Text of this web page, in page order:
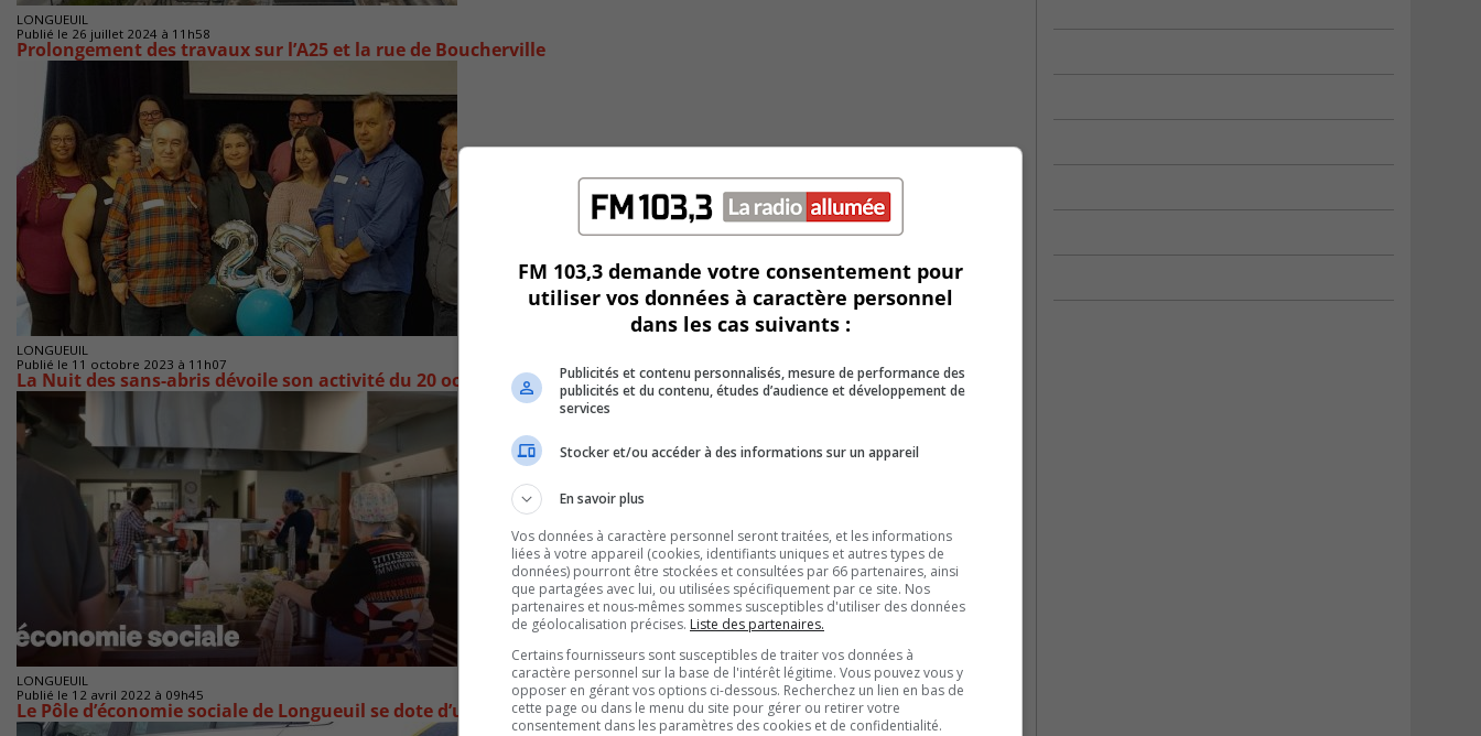
LONGUEUIL
Publié le 26 juillet 2024 à 11h58
Prolongement des travaux sur l’A25 et la rue de Boucherville
LONGUEUIL
Publié le 11 octobre 2023 à 11h07
La Nuit des sans-abris dévoile son activité du 20 octobre
LONGUEUIL
Publié le 12 avril 2022 à 09h45
Le Pôle d’économie sociale de Longueuil se dote d’une nouvelle image
FM 103,3 demande votre consentement pour
utiliser vos données à caractère personnel
dans les cas suivants :
Publicités et contenu personnalisés, mesure de performance des
publicités et du contenu, études d’audience et développement de
services
Stocker et/ou accéder à des informations sur un appareil
En savoir plus
Vos données à caractère personnel seront traitées, et les informations
liées à votre appareil (cookies, identifiants uniques et autres types de
données) pourront être stockées et consultées par 66 partenaires, ainsi
que partagées avec lui, ou utilisées spécifiquement par ce site. Nos
partenaires et nous-mêmes sommes susceptibles d'utiliser des données
de géolocalisation précises. Liste des partenaires.
Certains fournisseurs sont susceptibles de traiter vos données à
caractère personnel sur la base de l'intérêt légitime. Vous pouvez vous y
opposer en gérant vos options ci-dessous. Recherchez un lien en bas de
cette page ou dans le menu du site pour gérer ou retirer votre
consentement dans les paramètres des cookies et de confidentialité.